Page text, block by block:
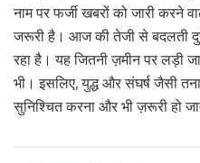
नाम पर फर्जी खबरों को जारी करने
जरूरी है। आज की तेजी से बदलती
रहा है। यह जितनी ज़मीन पर लड़ी
भी। इसलिए, युद्ध और संघर्ष जैसी
सुनिश्चित करना और भी ज़रूरी हो